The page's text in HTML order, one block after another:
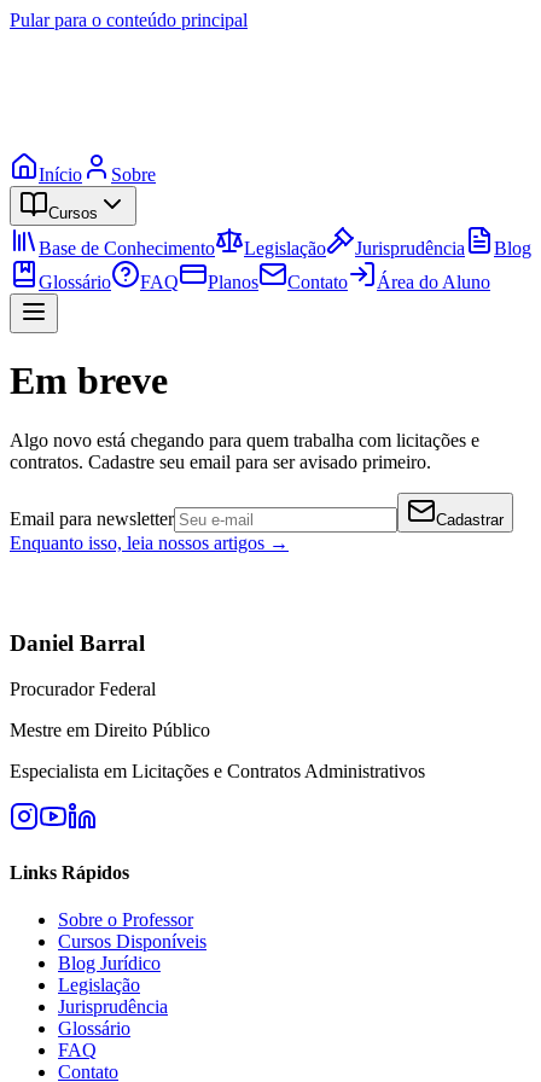
Pular para o conteúdo principal
Início Sobre
Cursos
Base de Conhecimento Legislação Jurisprudência
Blog
Glossário
FAQ Planos Contato Área do Aluno
Em breve
Algo novo está chegando para quem trabalha com licitações e
contratos. Cadastre seu email para ser avisado primeiro.
Email para newsletter Cadastrar
Enquanto isso, leia nossos artigos →
Daniel Barral
Procurador Federal
Mestre em Direito Público
Especialista em Licitações e Contratos Administrativos
Links Rápidos
Sobre o Professor
Cursos Disponíveis
Blog Jurídico
Legislação
Jurisprudência
Glossário
FAQ
Contato